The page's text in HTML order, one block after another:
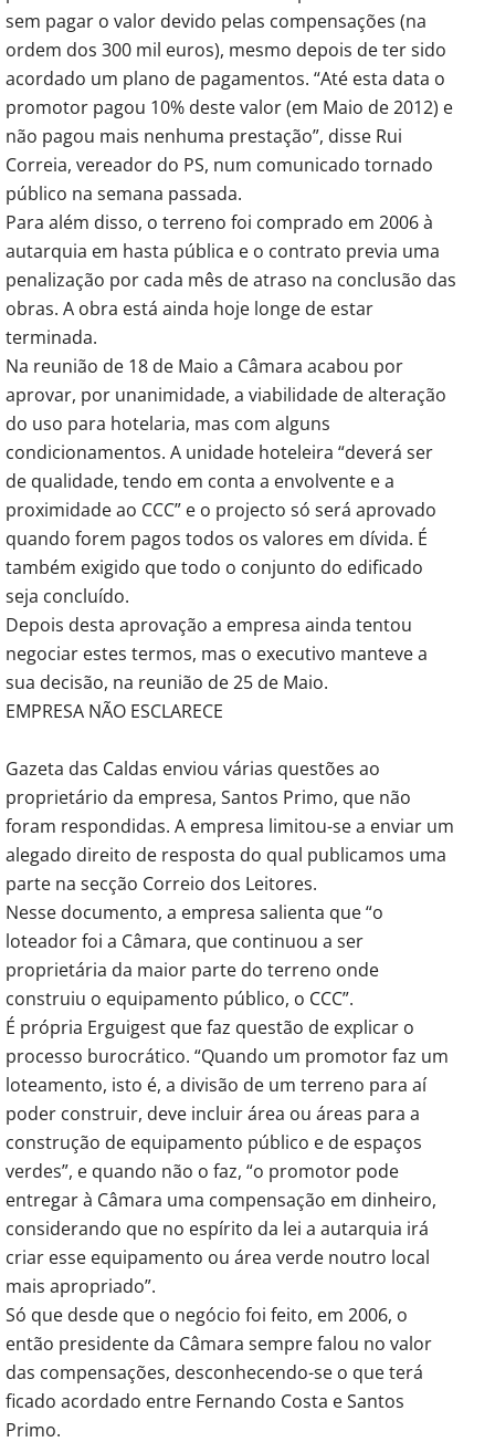
sem pagar o valor devido pelas compensações (na
ordem dos 300 mil euros), mesmo depois de ter sido
acordado um plano de pagamentos. “Até esta data o
promotor pagou 10% deste valor (em Maio de 2012) e
não pagou mais nenhuma prestação”, disse Rui
Correia, vereador do PS, num comunicado tornado
público na semana passada.
Para além disso, o terreno foi comprado em 2006 à
autarquia em hasta pública e o contrato previa uma
penalização por cada mês de atraso na conclusão das
obras. A obra está ainda hoje longe de estar
terminada.
Na reunião de 18 de Maio a Câmara acabou por
aprovar, por unanimidade, a viabilidade de alteração
do uso para hotelaria, mas com alguns
condicionamentos. A unidade hoteleira “deverá ser
de qualidade, tendo em conta a envolvente e a
proximidade ao CCC” e o projecto só será aprovado
quando forem pagos todos os valores em dívida. É
também exigido que todo o conjunto do edificado
seja concluído.
Depois desta aprovação a empresa ainda tentou
negociar estes termos, mas o executivo manteve a
sua decisão, na reunião de 25 de Maio.
EMPRESA NÃO ESCLARECE
Gazeta das Caldas enviou várias questões ao
proprietário da empresa, Santos Primo, que não
foram respondidas. A empresa limitou-se a enviar um
alegado direito de resposta do qual publicamos uma
parte na secção Correio dos Leitores.
Nesse documento, a empresa salienta que “o
loteador foi a Câmara, que continuou a ser
proprietária da maior parte do terreno onde
construiu o equipamento público, o CCC”.
É própria Erguigest que faz questão de explicar o
processo burocrático. “Quando um promotor faz um
loteamento, isto é, a divisão de um terreno para aí
poder construir, deve incluir área ou áreas para a
construção de equipamento público e de espaços
verdes”, e quando não o faz, “o promotor pode
entregar à Câmara uma compensação em dinheiro,
considerando que no espírito da lei a autarquia irá
criar esse equipamento ou área verde noutro local
mais apropriado”.
Só que desde que o negócio foi feito, em 2006, o
então presidente da Câmara sempre falou no valor
das compensações, desconhecendo-se o que terá
ficado acordado entre Fernando Costa e Santos
Primo.